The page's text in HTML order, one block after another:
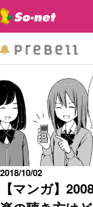
【マンガ】
2018/10/02